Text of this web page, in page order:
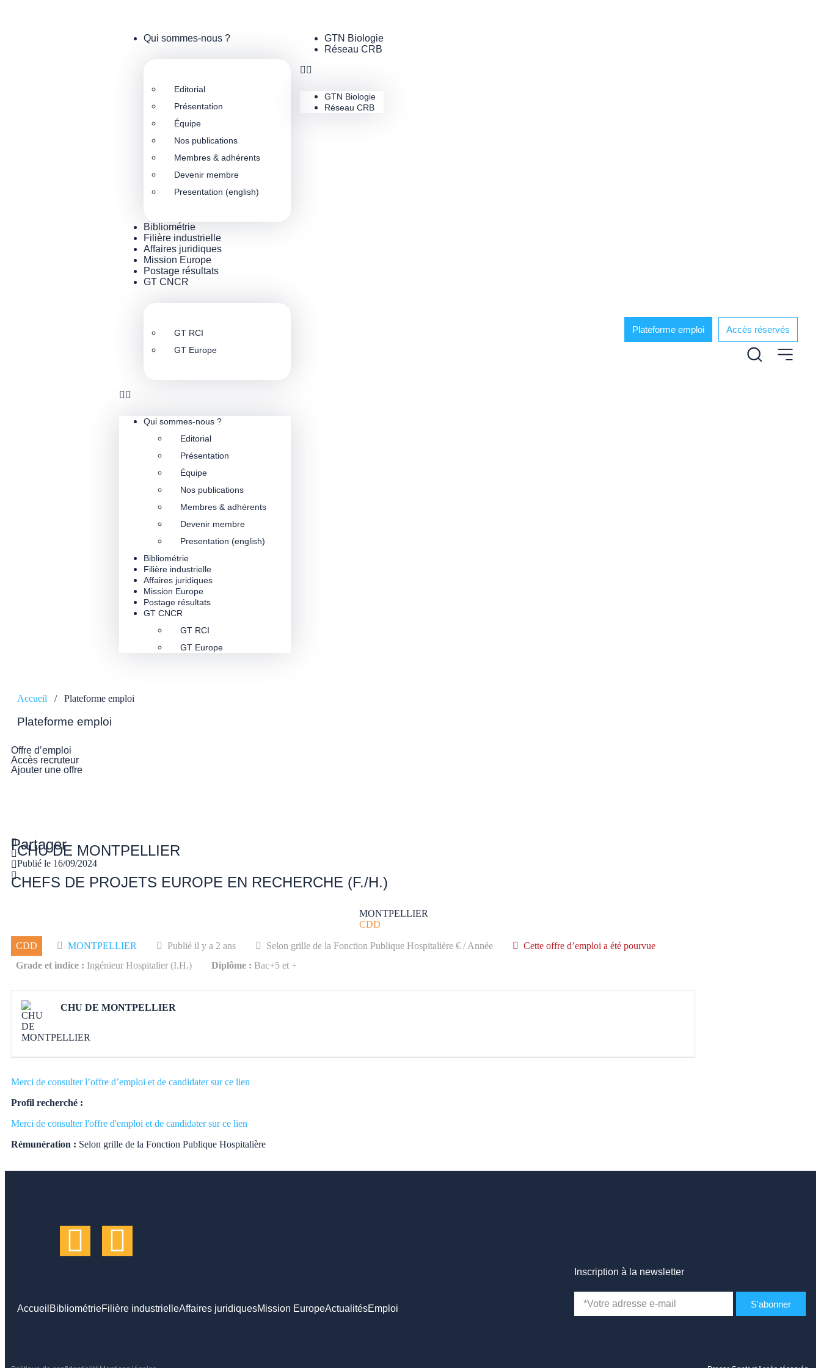
Qui sommes-nous ?
Editorial
Présentation
Équipe
Nos publications
Membres & adhérents
Devenir membre
Presentation (english)
Bibliométrie
Filière industrielle
Affaires juridiques
Mission Europe
Postage résultats
GT CNCR
GT RCI
GT Europe
Qui sommes-nous ?
Editorial
Présentation
Équipe
Nos publications
Membres & adhérents
Devenir membre
Presentation (english)
Bibliométrie
Filière industrielle
Affaires juridiques
Mission Europe
Postage résultats
GT CNCR
GT RCI
GT Europe
GTN Biologie
Réseau CRB
GTN Biologie
Réseau CRB
Plateforme emploi Accès réservés
Accueil / Plateforme emploi
Plateforme emploi
Offre d’emploi
Accès recruteur
Ajouter une offre
CHU DE MONTPELLIER
Publié le 16/09/2024
CHEFS DE PROJETS EUROPE EN RECHERCHE (F./H.)
MONTPELLIER
CDD
Partager
CDD MONTPELLIER Publié il y a 2 ans Selon grille de la Fonction Publique Hospitalière € / Année
Cette offre d’emploi a été pourvue
Grade et indice : Ingénieur Hospitalier (I.H.) Diplôme : Bac+5 et +
CHU DE MONTPELLIER
Merci de consulter l’offre d’emploi et de candidater sur ce lien
Profil recherché :
Merci de consulter l'offre d'emploi et de candidater sur ce lien
Rémunération : Selon grille de la Fonction Publique Hospitalière
Accueil BibliométrieFilière industrielleAffaires juridiquesMission EuropeActualitésEmploi
Inscription à la newsletter
S'abonner